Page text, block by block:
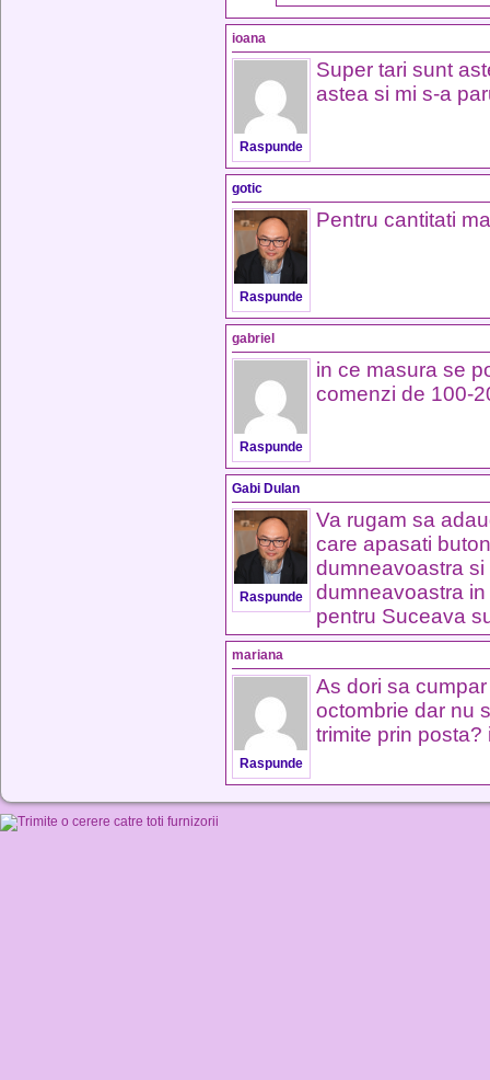
ioana
Raspunde
Super tari sunt
astea si mi s-a
gotic
Raspunde
Pentru cantitati
gabriel
Raspunde
in ce masura se
comenzi de 100-
Gabi Dulan
Raspunde
Va rugam sa
care apasati
dumneavoastra
dumneavoastra
pentru Suceava
mariana
Raspunde
As dori sa
octombrie dar nu
trimite prin